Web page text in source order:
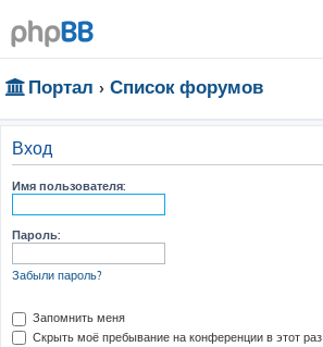
Портал Список форумов
Вход
Имя пользователя:
Пароль:
Забыли пароль?
Запомнить меня
Скрыть моё пребывание на конференции в этот раз